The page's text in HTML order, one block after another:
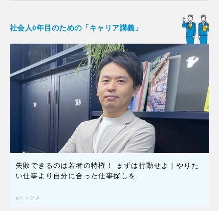
社会人0年目のための「キャリア講義」
失敗できるのは若者の特権！ まずは行動せよ｜やりた
い仕事より自分に合った仕事探しを
ヒトツメ